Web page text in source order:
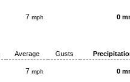
7 mph 0
Average Gusts
7 mph 0